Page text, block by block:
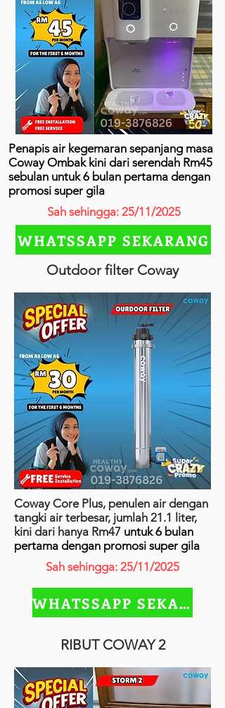
Penapis air kegemaran sepanjang masa
Coway Ombak kini dari serendah Rm45
sebulan untuk 6 bulan pertama dengan
promosi super gila
Sah sehingga: 25/11/2025
WHATSSAPP SEKARANG
Outdoor filter Coway
Coway Core Plus, penulen air dengan
tangki air terbesar, jumlah 21.1 liter,
kini dari hanya Rm47 untuk 6 bulan
pertama dengan promosi super gila
Sah sehingga: 25/11/2025
WHATSSAPP SEKARANG
RIBUT COWAY 2